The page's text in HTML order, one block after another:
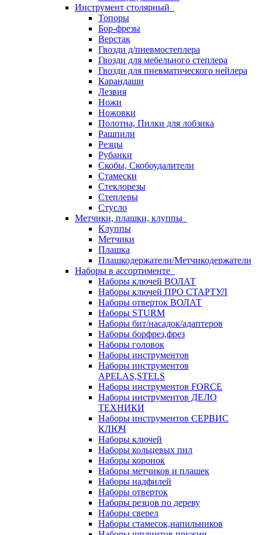
Инструмент столярный
Топоры
Бор-фрезы
Верстак
Гвозди д/пневмостеплера
Гвозди для мебельного степлера
Гвозди для пневматического нейлера
Карандаши
Лезвия
Ножи
Ножовки
Полотна, Пилки для лобзика
Рашпили
Резцы
Рубанки
Скобы, Скобоудалители
Стамески
Стеклорезы
Степлеры
Стусло
Метчики, плашки, клуппы
Клуппы
Метчики
Плашка
Плашкодержатели/Метчикодержатели
Наборы в ассортименте
Наборы ключей ВОЛАТ
Наборы ключей ПРО СТАРТУЛ
Наборы отверток ВОЛАТ
Наборы STURM
Наборы бит/насадок/адаптеров
Наборы борфрез,фрез
Наборы головок
Наборы инструментов
Наборы инструментов
APELAS,STELS
Наборы инструментов FORCE
Наборы инструментов ДЕЛО
ТЕХНИКИ
Наборы инструментов СЕРВИС
КЛЮЧ
Наборы ключей
Наборы кольцевых пил
Наборы коронок
Наборы метчиков и плашек
Наборы надфилей
Наборы отверток
Наборы резцов по дереву
Наборы сверел
Наборы стамесок,напильников